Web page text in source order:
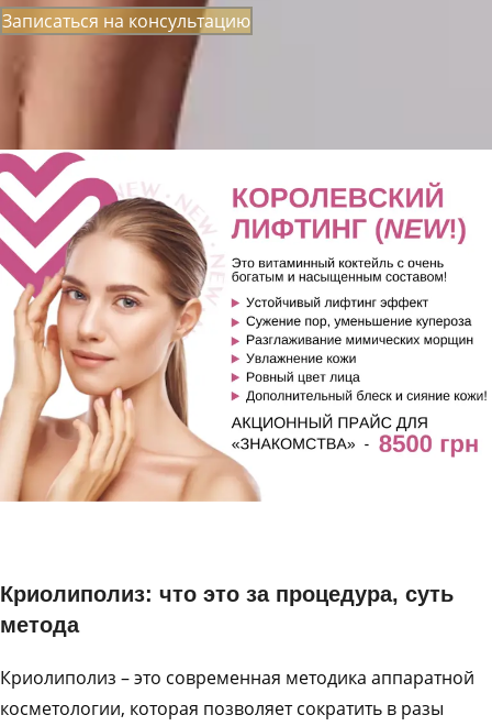
Записаться на консультацию
Криолиполиз: что это за процедура, суть
метода
Криолиполиз – это современная методика аппаратной
косметологии, которая позволяет сократить в разы